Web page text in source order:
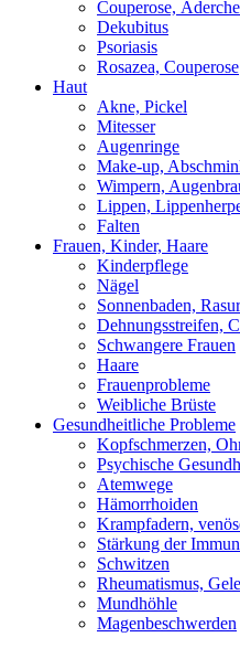
Couperose,
Dekubitus
Psoriasis
Rosazea, Couperose
Haut
Akne, Pickel
Mitesser
Augenringe
Make-up,
Wimpern,
Lippen,
Falten
Frauen, Kinder, Haare
Kinderpflege
Nägel
Sonnenbaden, Rasur
Dehnungsstreifen,
Schwangere Frauen
Haare
Frauenprobleme
Weibliche Brüste
Gesundheitliche Probleme
Kopfschmerzen,
Psychische
Atemwege
Hämorrhoiden
Krampfadern,
Stärkung der
Schwitzen
Rheumatismus,
Mundhöhle
Magenbeschwerden